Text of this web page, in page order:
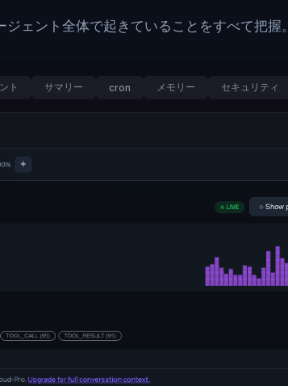
ェント全体で起きていることをすべて把握。
ト サマリー cron メモリー セキュリティ